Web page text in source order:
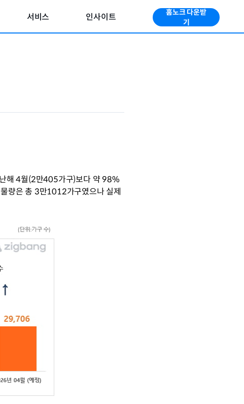
서비스 인사이트
홈노크 다운받
기
해 4월(2만405가구)보다 약 98%
량은 총 3만1012가구였으나 실제